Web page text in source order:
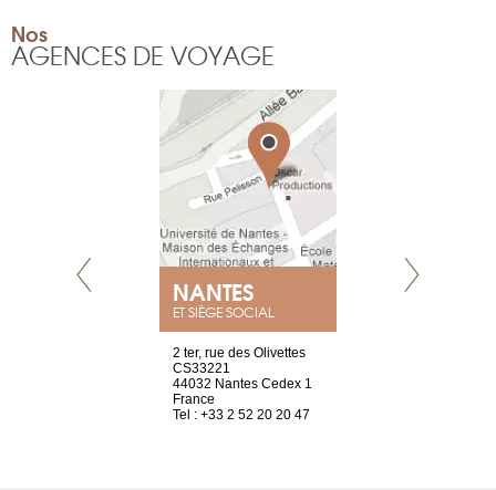
Nos
AGENCES DE VOYAGE
NANTES
ET SIÈGE SOCIAL
2 ter, rue des Olivettes
CS33221
44032 Nantes Cedex 1
France
Tel : +33 2 52 20 20 47